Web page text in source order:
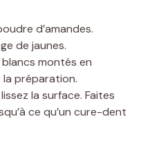
d’amandes.
de jaunes.
montés en
préparation.
la surface. Faites
ce qu’un cure-dent